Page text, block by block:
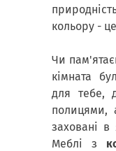
кольору -
Чи
кімната
для тебе,
полицями,
заховані
Меблі з